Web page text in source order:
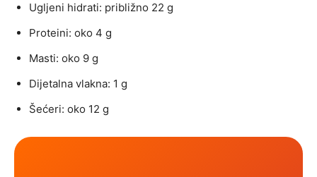
Ugljeni hidrati: približno 22 g
Proteini: oko 4 g
Masti: oko 9 g
Dijetalna vlakna: 1 g
Šećeri: oko 12 g